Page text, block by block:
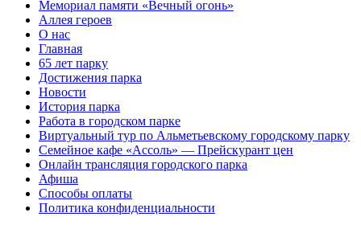
Мемориал памяти «Вечный огонь»
Аллея героев
О нас
Главная
65 лет парку
Достижения парка
Новости
История парка
Работа в городском парке
Виртуальный тур по Альметьевскому городскому парку
Семейное кафе «Ассоль» — Прейскурант цен
Онлайн трансляция городского парка
Афиша
Способы оплаты
Политика конфиденциальности